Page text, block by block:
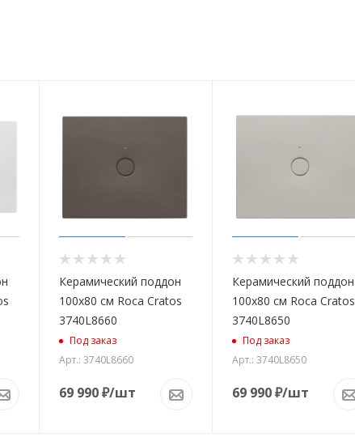
Керамический поддон
100x80 см Roca Cratos
3740L8660
Под заказ
Арт.: 3740L8660
69 990₽/шт
Керамический поддон
100x80 см Roca Cratos
3740L8650
Под заказ
Арт.: 3740L8650
69 990₽/шт